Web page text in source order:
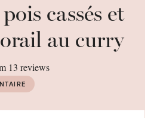
cassés et
au curry
13 reviews